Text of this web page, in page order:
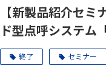
【新製品紹介セ
ド型点呼システム
終了 セミナー